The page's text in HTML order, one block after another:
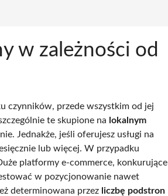
w zależności od
czynników, przede wszystkim od jej
te skupione na lokalnym
Jednakże, jeśli oferujesz usługi na
lub więcej. W przypadku
platformy e-commerce, konkurujące
w pozycjonowanie nawet
determinowana przez liczbę podstron